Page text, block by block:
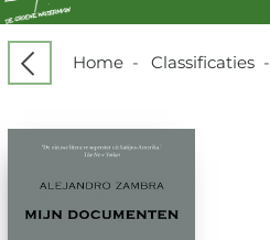
Home- Classificaties-